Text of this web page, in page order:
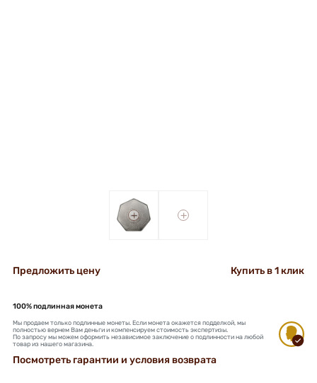
+ +
Предложить цену Купить в 1 клик
100% подлинная монета
Мы продаем только подлинные монеты. Если монета окажется подделкой, мы
полностью вернем Вам деньги и компенсируем стоимость экспертизы.
По запросу мы можем оформить независимое заключение о подлинности на любой
товар из нашего магазина.
Посмотреть гарантии и условия возврата